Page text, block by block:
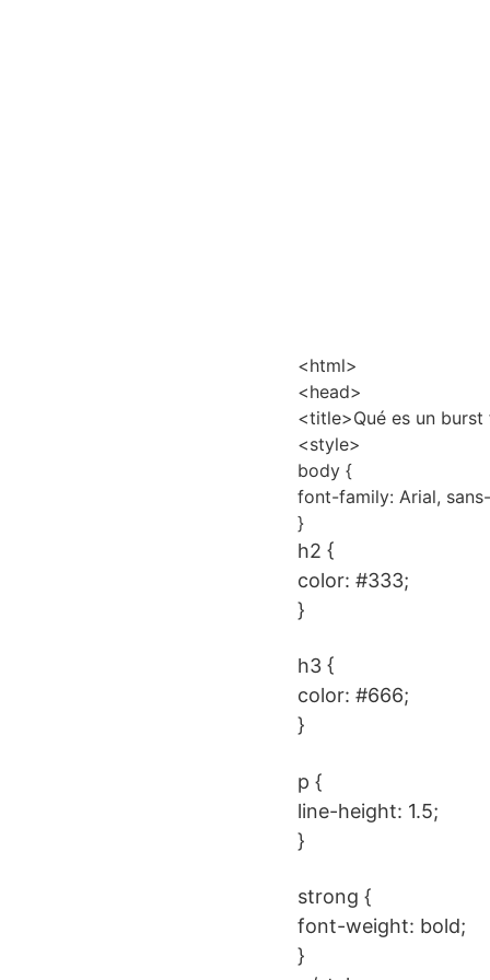
<html>
<head>
<title>Qué es un
<style>
body {
font-family: Arial,
}
h2 {
color: #333;
}
h3 {
color: #666;
}
p {
line-height: 1.5;
}
strong {
font-weight: bold;
}